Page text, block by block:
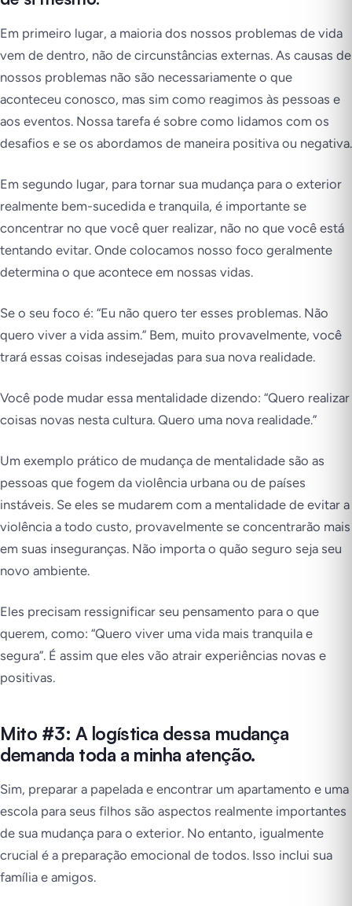
Em primeiro lugar, a maioria dos nossos problemas de vida
vem de dentro, não de circunstâncias externas. As causas de
nossos problemas não são necessariamente o que
aconteceu conosco, mas sim como reagimos às pessoas e
aos eventos. Nossa tarefa é sobre como lidamos com os
desafios e se os abordamos de maneira positiva ou negativa.
Em segundo lugar, para tornar sua mudança para o exterior
realmente bem-sucedida e tranquila, é importante se
concentrar no que você quer realizar, não no que você está
tentando evitar. Onde colocamos nosso foco geralmente
determina o que acontece em nossas vidas.
Se o seu foco é: “Eu não quero ter esses problemas. Não
quero viver a vida assim.” Bem, muito provavelmente, você
trará essas coisas indesejadas para sua nova realidade.
Você pode mudar essa mentalidade dizendo: “Quero realizar
coisas novas nesta cultura. Quero uma nova realidade.”
Um exemplo prático de mudança de mentalidade são as
pessoas que fogem da violência urbana ou de países
instáveis. Se eles se mudarem com a mentalidade de evitar a
violência a todo custo, provavelmente se concentrarão mais
em suas inseguranças. Não importa o quão seguro seja seu
novo ambiente.
Eles precisam ressignificar seu pensamento para o que
querem, como: “Quero viver uma vida mais tranquila e
segura”. É assim que eles vão atrair experiências novas e
positivas.
Mito #3: A logística dessa mudança
demanda toda a minha atenção.
Sim, preparar a papelada e encontrar um apartamento e uma
escola para seus filhos são aspectos realmente importantes
de sua mudança para o exterior. No entanto, igualmente
crucial é a preparação emocional de todos. Isso inclui sua
família e amigos.